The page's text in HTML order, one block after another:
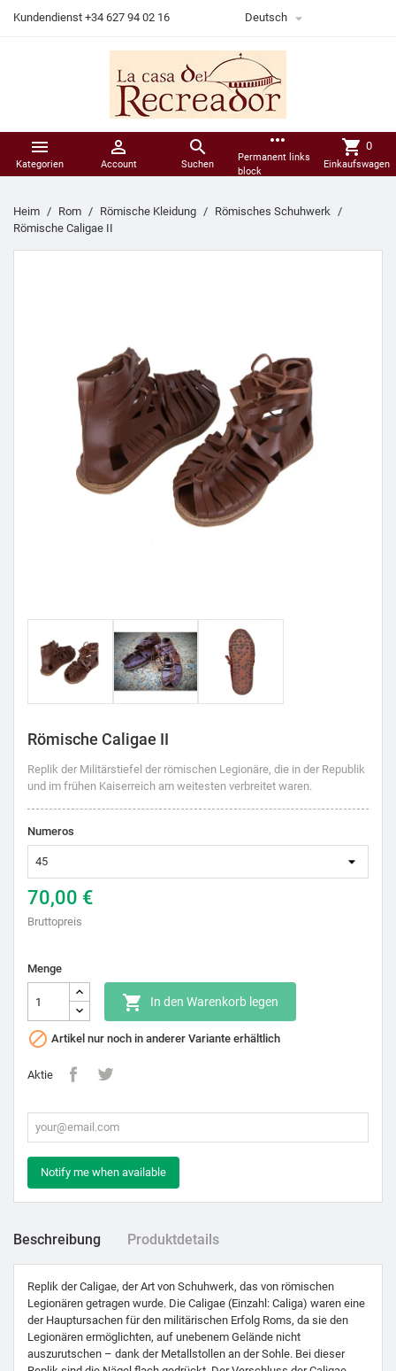
Kundendienst +34 627 94 02 16 Deutsch 

Kategorien

Account

Suchen
more_horiz
Permanent links
block
shopping_cart 0
Einkaufswagen
Heim Rom Römische Kleidung
Römisches Schuhwerk
Römische Caligae II
Römische Caligae II
Replik der Militärstiefel der römischen Legionäre, die in der Republik
und im frühen Kaiserreich am weitesten verbreitet waren.
Numeros
70,00 €
Bruttopreis
Menge
 In den Warenkorb legen
 Artikel nur noch in anderer Variante erhältlich
Aktie
Notify me when available
Beschreibung Produktdetails
Replik der Caligae, der Art von Schuhwerk, das von römischen
Legionären getragen wurde. Die Caligae (Einzahl: Caliga) waren eine
der Hauptursachen für den militärischen Erfolg Roms, da sie den
Legionären ermöglichten, auf unebenem Gelände nicht
auszurutschen – dank der Metallstollen an der Sohle. Bei dieser